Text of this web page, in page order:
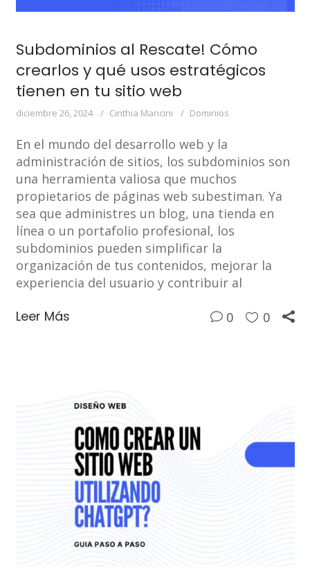
Subdominios al Rescate! Cómo
crearlos y qué usos estratégicos
tienen en tu sitio web
diciembre 26, 2024 Cinthia Mancini Dominios
En el mundo del desarrollo web y la
administración de sitios, los subdominios son
una herramienta valiosa que muchos
propietarios de páginas web subestiman. Ya
sea que administres un blog, una tienda en
línea o un portafolio profesional, los
subdominios pueden simplificar la
organización de tus contenidos, mejorar la
experiencia del usuario y contribuir al
Leer Más 0 0